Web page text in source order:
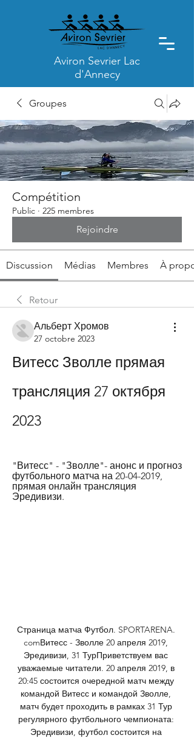
Aviron Sevrier Lac
d'Annecy
Groupes
Compétition
Public · 225 membres
Rejoindre
Discussion Médias Membres À
Retour
Альберт Хромов
27 octobre 2023
Витесс Зволле прямая
трансляция 27 октября
2023
"Витесс" - "Зволле"- анонс и прогноз
футбольного матча на 20-04-2019,
прямая онлайн трансляция
Эредивизи.
Страница матча Футбол. SPORTARENA.
comВитесс - Зволле 20 апреля 2019,
Эредивизи, 31 ТурПриветствуем вас
уважаемые читатели. 20 апреля 2019, в
20:45 состоится очередной матч между
командой Витесс и командой Зволле,
матч будет проходить в рамках 31 Тур
регулярного футбольного чемпионата:
Эредивизи, футбол состоится на